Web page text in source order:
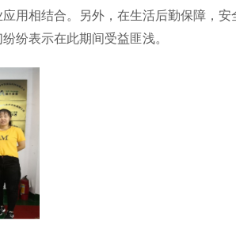
用相结合。另外，在生活后勤保障，安
纷表示在此期间受益匪浅。